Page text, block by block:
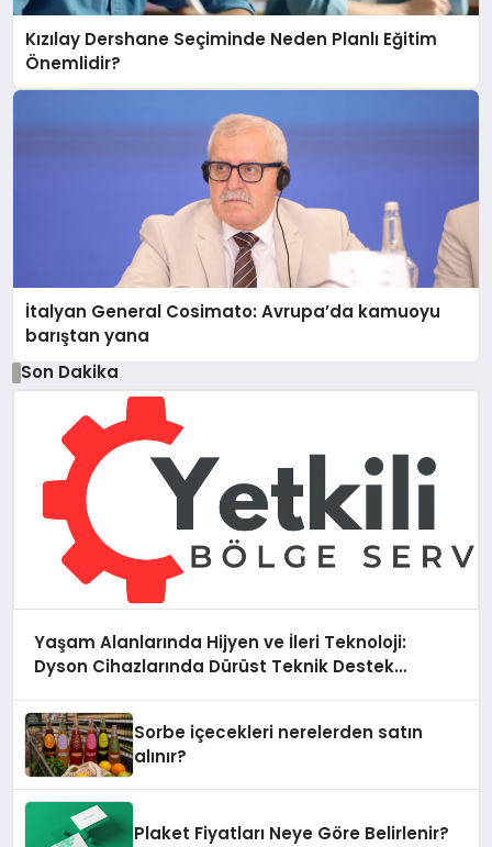
Kızılay Dershane Seçiminde Neden Planlı Eğitim
Önemlidir?
İtalyan General Cosimato: Avrupa’da kamuoyu
barıştan yana
Son Dakika
Yaşam Alanlarında Hijyen ve İleri Teknoloji:
Dyson Cihazlarında Dürüst Teknik Destek
Sorbe içecekleri nerelerden satın
alınır?
Plaket Fiyatları Neye Göre Belirlenir?